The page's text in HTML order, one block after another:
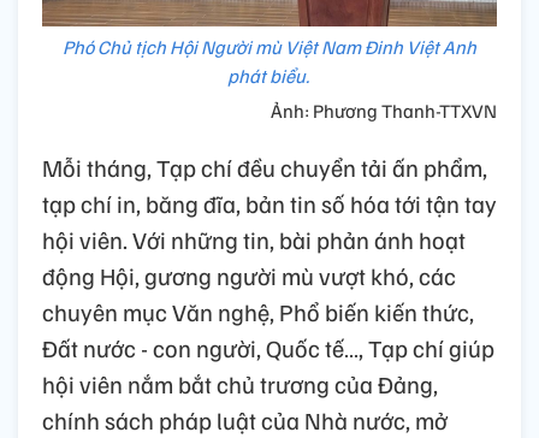
Phó Chủ tịch Hội Người mù Việt Nam Đinh Việt Anh
phát biểu.
Ảnh: Phương Thanh-TTXVN
Mỗi tháng, Tạp chí đều chuyển tải ấn phẩm,
tạp chí in, băng đĩa, bản tin số hóa tới tận tay
hội viên. Với những tin, bài phản ánh hoạt
động Hội, gương người mù vượt khó, các
chuyên mục Văn nghệ, Phổ biến kiến thức,
Đất nước - con người, Quốc tế…, Tạp chí giúp
hội viên nắm bắt chủ trương của Đảng,
chính sách pháp luật của Nhà nước, mở